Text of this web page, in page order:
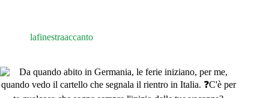
lafinestraaccanto